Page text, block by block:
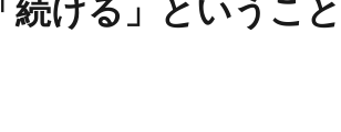
「続ける」というこ